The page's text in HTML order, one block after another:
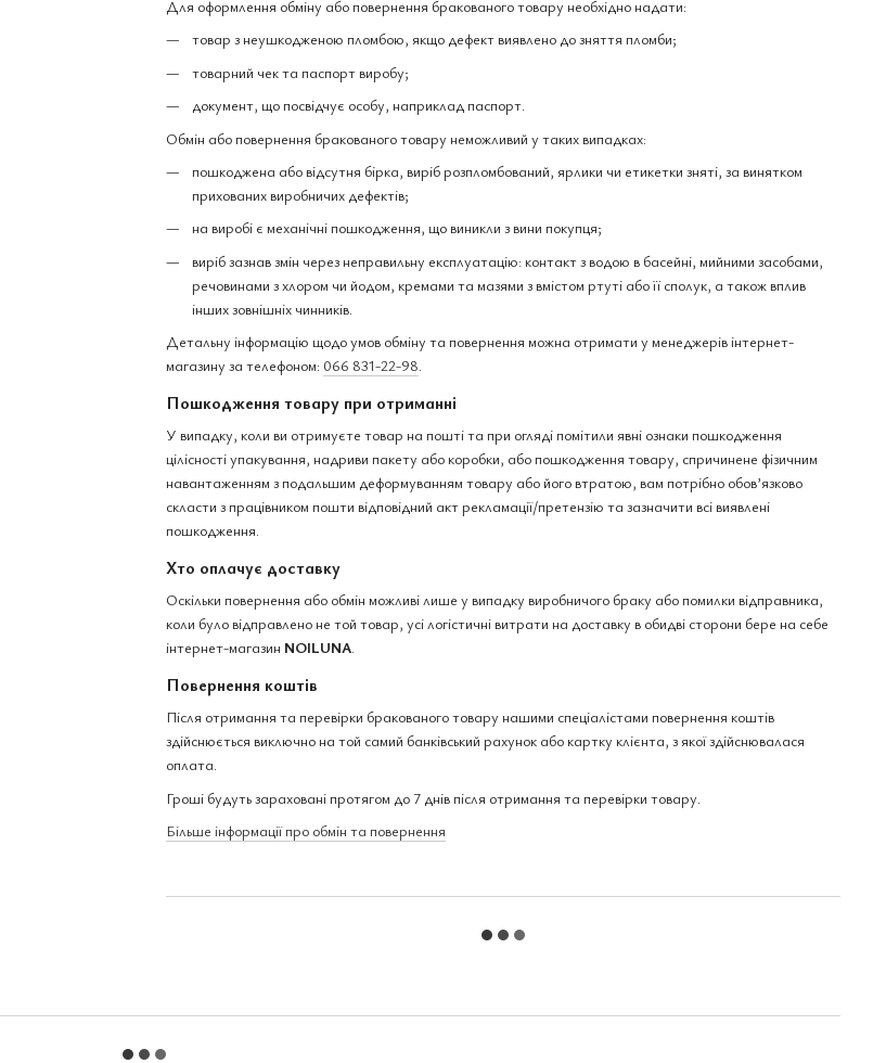
Для оформлення обміну або повернення бракованого товару необхідно надати:
товар з неушкодженою пломбою, якщо дефект виявлено до зняття пломби;
товарний чек та паспорт виробу;
документ, що посвідчує особу, наприклад паспорт.
Обмін або повернення бракованого товару неможливий у таких випадках:
пошкоджена або відсутня бірка, виріб розпломбований, ярлики чи етикетки зняті, за винятком
прихованих виробничих дефектів;
на виробі є механічні пошкодження, що виникли з вини покупця;
виріб зазнав змін через неправильну експлуатацію: контакт з водою в басейні, мийними засобами,
речовинами з хлором чи йодом, кремами та мазями з вмістом ртуті або її сполук, а також вплив
інших зовнішніх чинників.
Детальну інформацію щодо умов обміну та повернення можна отримати у менеджерів інтернет-
магазину за телефоном: 066 831-22-98.
Пошкодження товару при отриманні
У випадку, коли ви отримуєте товар на пошті та при огляді помітили явні ознаки пошкодження
цілісності упакування, надриви пакету або коробки, або пошкодження товару, спричинене фізичним
навантаженням з подальшим деформуванням товару або його втратою, вам потрібно обов’язково
скласти з працівником пошти відповідний акт рекламації/претензію та зазначити всі виявлені
пошкодження.
Хто оплачує доставку
Оскільки повернення або обмін можливі лише у випадку виробничого браку або помилки відправника,
коли було відправлено не той товар, усі логістичні витрати на доставку в обидві сторони бере на себе
інтернет-магазин NOILUNA.
Повернення коштів
Після отримання та перевірки бракованого товару нашими спеціалістами повернення коштів
здійснюється виключно на той самий банківський рахунок або картку клієнта, з якої здійснювалася
оплата.
Гроші будуть зараховані протягом до 7 днів після отримання та перевірки товару.
Більше інформації про обмін та повернення